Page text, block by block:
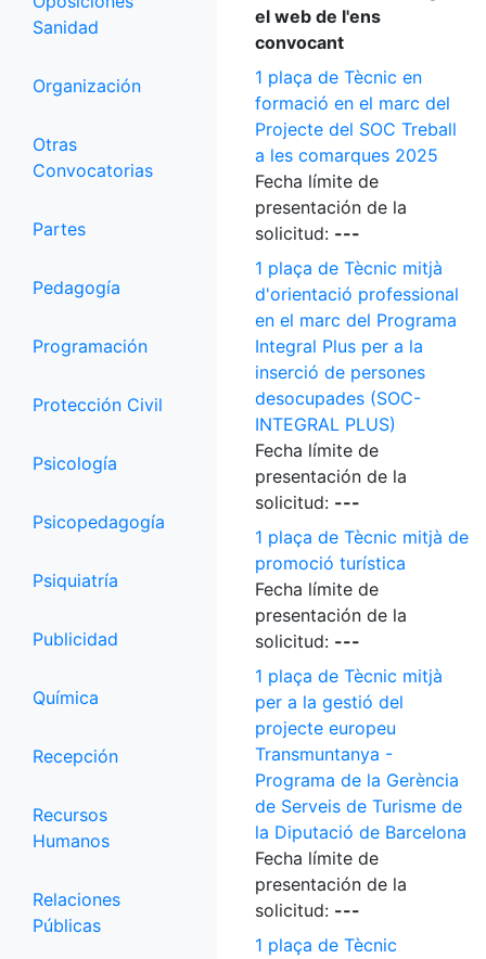
Sanidad
Organización
Otras
Convocatorias
Partes
Pedagogía
Programación
Protección Civil
Psicología
Psicopedagogía
Psiquiatría
Publicidad
Química
Recepción
Recursos
Humanos
Relaciones
Públicas
el web de l'ens
convocant
1 plaça de Tècnic en
formació en el marc del
Projecte del SOC Treball
a les comarques 2025
Fecha límite de
presentación de la
solicitud: ---
1 plaça de Tècnic mitjà
d'orientació professional
en el marc del Programa
Integral Plus per a la
inserció de persones
desocupades (SOC-
INTEGRAL PLUS)
Fecha límite de
presentación de la
solicitud: ---
1 plaça de Tècnic mitjà de
promoció turística
Fecha límite de
presentación de la
solicitud: ---
1 plaça de Tècnic mitjà
per a la gestió del
projecte europeu
Transmuntanya -
Programa de la Gerència
de Serveis de Turisme de
la Diputació de Barcelona
Fecha límite de
presentación de la
solicitud: ---
1 plaça de Tècnic